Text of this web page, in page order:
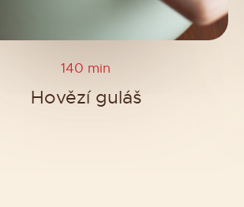
140 min
Hovězí guláš